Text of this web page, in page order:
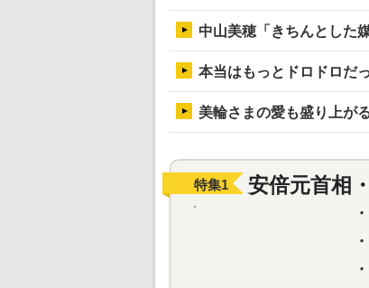
中山美穂「きちんとした
本当はもっとドロドロだ
美輪さまの愛も盛り上が
特集1 安倍元首相
・
・
・